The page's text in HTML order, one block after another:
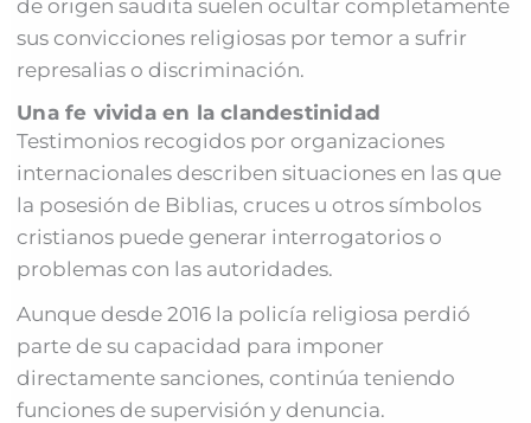
de origen saudita suelen ocultar completamente
sus convicciones religiosas por temor a sufrir
represalias o discriminación.
Una fe vivida en la clandestinidad
Testimonios recogidos por organizaciones
internacionales describen situaciones en las que
la posesión de Biblias, cruces u otros símbolos
cristianos puede generar interrogatorios o
problemas con las autoridades.
Aunque desde 2016 la policía religiosa perdió
parte de su capacidad para imponer
directamente sanciones, continúa teniendo
funciones de supervisión y denuncia.